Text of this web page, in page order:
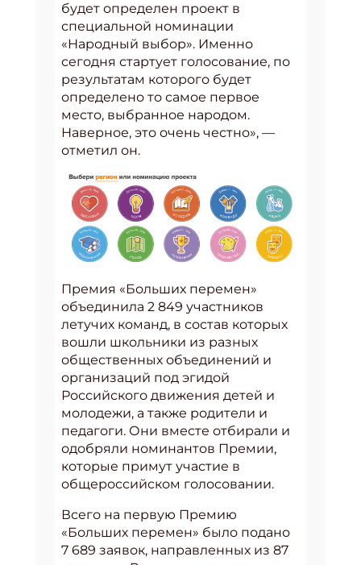
будет определен проект в
специальной номинации
«Народный выбор». Именно
сегодня стартует голосование, по
результатам которого будет
определено то самое первое
место, выбранное народом.
Наверное, это очень честно», —
отметил он.
Премия «Больших перемен»
объединила 2 849 участников
летучих команд, в состав которых
вошли школьники из разных
общественных объединений и
организаций под эгидой
Российского движения детей и
молодежи, а также родители и
педагоги. Они вместе отбирали и
одобряли номинантов Премии,
которые примут участие в
общероссийском голосовании.
Всего на первую Премию
«Больших перемен» было подано
7 689 заявок, направленных из 87